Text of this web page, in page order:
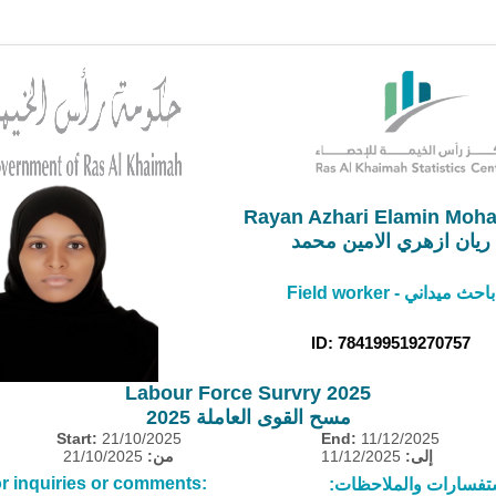
Rayan Azhari Elamin
ريان ازهري الامين محمد
Field worker - باحث ميداني
ID: 784199519270757
Labour Force Survry 2025
مسح القوى العاملة 2025
Start: 21/10/2025 End: 11/12/2025
من:
إلى:
inquiries or comments: والملاحظات: